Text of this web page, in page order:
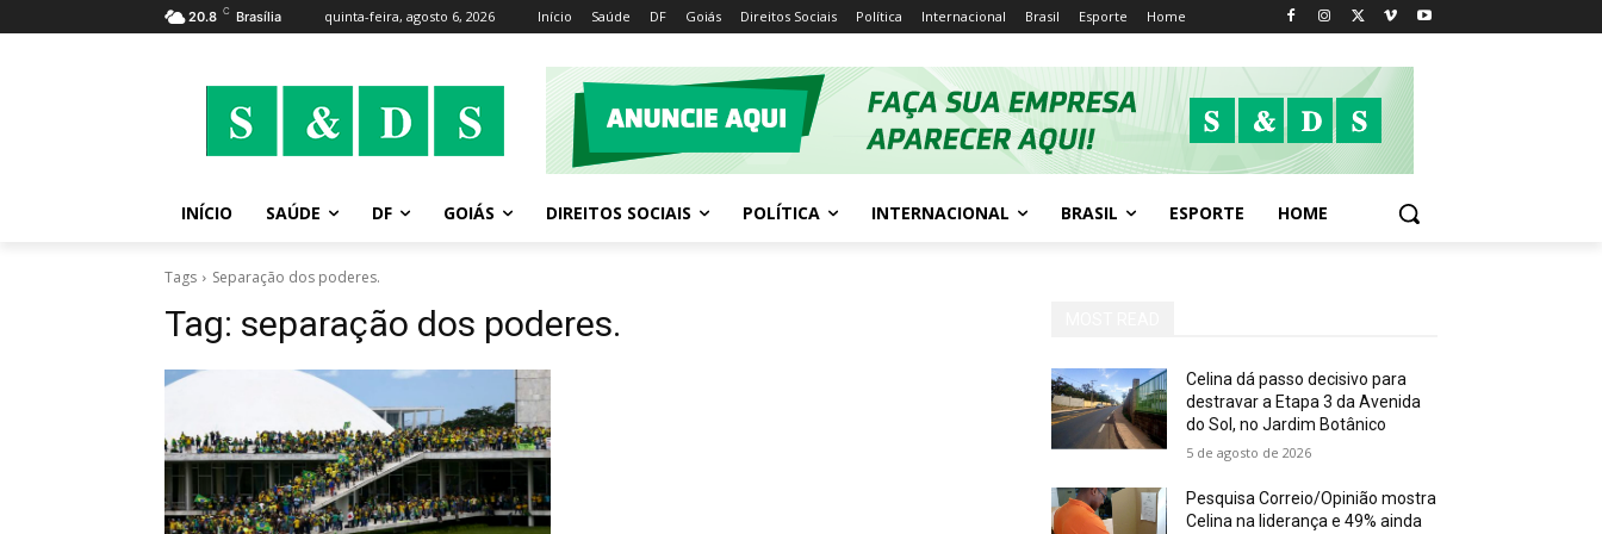
20.8 C Brasília quinta-feira, agosto 6, 2026 Início Saúde DF Goiás Direitos Sociais Política Internacional Brasil Esporte Home
INÍCIO SAÚDE DF GOIÁS DIREITOS SOCIAIS POLÍTICA INTERNACIONAL BRASIL ESPORTE HOME
Tags Separação dos poderes.
Tag: separação dos poderes.
Celina dá passo decisivo para
destravar a Etapa 3 da Avenida
do Sol, no Jardim Botânico
5 de agosto de 2026
Pesquisa Correio/Opinião mostra
Celina na liderança e 49% ainda